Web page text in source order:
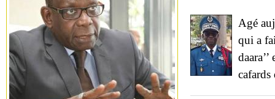
Agé
qui a
cafards